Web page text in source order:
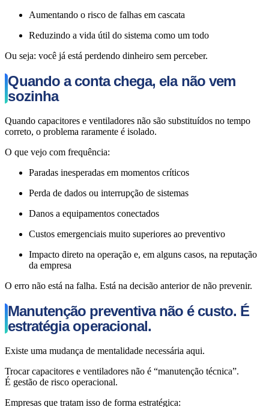
Aumentando o risco de falhas em cascata
Reduzindo a vida útil do sistema como um todo
Ou seja: você já está perdendo dinheiro sem perceber.
Quando a conta chega, ela não vem
sozinha
Quando capacitores e ventiladores não são substituídos no tempo
correto, o problema raramente é isolado.
O que vejo com frequência:
Paradas inesperadas em momentos críticos
Perda de dados ou interrupção de sistemas
Danos a equipamentos conectados
Custos emergenciais muito superiores ao preventivo
Impacto direto na operação e, em alguns casos, na reputação
da empresa
O erro não está na falha. Está na decisão anterior de não prevenir.
Manutenção preventiva não é custo. É
estratégia operacional.
Existe uma mudança de mentalidade necessária aqui.
Trocar capacitores e ventiladores não é “manutenção técnica”.
É gestão de risco operacional.
Empresas que tratam isso de forma estratégica: